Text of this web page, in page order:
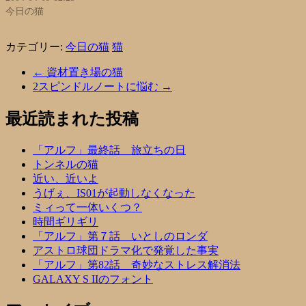
今日の猫
カテゴリー: 今日の猫 猫
← 資材置き場の猫
2スピンドルノートに悩む →
最近読まれた投稿
「アルフ」最終話 旅立ちの日
トンネルの猫
近い、近いよ
うげぇ、IS01が起動しなくなった
ミィって一体いくつ？
時間ギリギリ
「アルフ」第７話 いとしのロンダ
アストロ球団ドラマ化で発覚した事実
「アルフ」第82話 奇妙なストレス解消法
GALAXY S IIのフォント